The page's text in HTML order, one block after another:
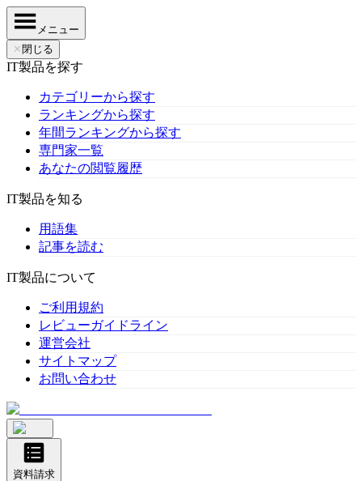
メニュー
✕ 閉じる
IT製品を探す
カテゴリーから探す
ランキングから探す
年間ランキングから探す
専門家一覧
あなたの閲覧履歴
IT製品を知る
用語集
記事を読む
IT製品について
ご利用規約
レビューガイドライン
運営会社
サイトマップ
お問い合わせ
資料請求